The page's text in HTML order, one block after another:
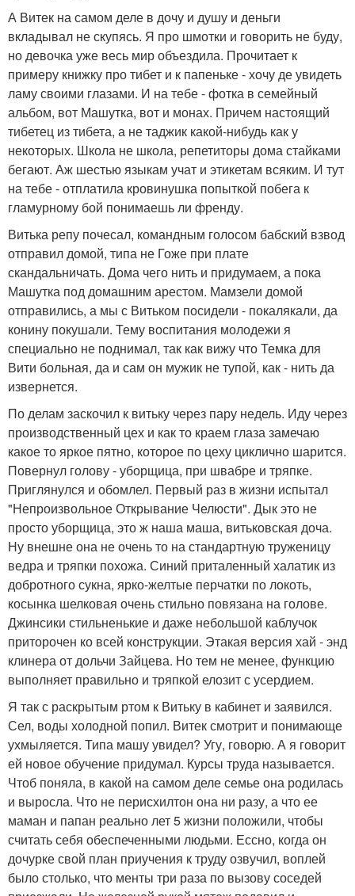
А Витек на самом деле в дочу и душу и деньги
вкладывал не скупясь. Я про шмотки и говорить не буду,
но девочка уже весь мир объездила. Прочитает к
примеру книжку про тибет и к папеньке - хочу де увидеть
ламу своими глазами. И на тебе - фотка в семейный
альбом, вот Машутка, вот и монах. Причем настоящий
тибетец из тибета, а не таджик какой-нибудь как у
некоторых. Школа не школа, репетиторы дома стайками
бегают. Аж шестью языкам учат и этикетам всяким. И тут
на тебе - отплатила кровинушка попыткой побега к
гламурному бой понимаешь ли френду.
Витька репу почесал, командным голосом бабский взвод
отправил домой, типа не Гоже при плате
скандальничать. Дома чего нить и придумаем, а пока
Машутка под домашним арестом. Мамзели домой
отправились, а мы с Витьком посидели - покалякали, да
конину покушали. Тему воспитания молодежи я
специально не поднимал, так как вижу что Темка для
Вити больная, да и сам он мужик не тупой, как - нить да
извернется.
По делам заскочил к витьку через пару недель. Иду через
производственный цех и как то краем глаза замечаю
какое то яркое пятно, которое по цеху циклично шарится.
Повернул голову - уборщица, при швабре и тряпке.
Приглянулся и обомлел. Первый раз в жизни испытал
"Непроизвольное Открывание Челюсти". Дык это не
просто уборщица, это ж наша маша, витьковская доча.
Ну внешне она не очень то на стандартную труженицу
ведра и тряпки похожа. Синий приталенный халатик из
добротного сукна, ярко-желтые перчатки по локоть,
косынка шелковая очень стильно повязана на голове.
Джинсики стильненькие и даже небольшой каблучок
приторочен ко всей конструкции. Этакая версия хай - энд
клинера от дольчи Зайцева. Но тем не менее, функцию
выполняет правильно и тряпкой елозит с усердием.
Я так с раскрытым ртом к Витьку в кабинет и заявился.
Сел, воды холодной попил. Витек смотрит и понимающе
ухмыляется. Типа машу увидел? Угу, говорю. А я говорит
ей новое обучение придумал. Курсы труда называется.
Чтоб поняла, в какой на самом деле семье она родилась
и выросла. Что не перисхилтон она ни разу, а что ее
маман и папан реально лет 5 жизни положили, чтобы
считать себя обеспеченными людьми. Ессно, когда он
дочурке свой план приучения к труду озвучил, воплей
было столько, что менты три раза по вызову соседей